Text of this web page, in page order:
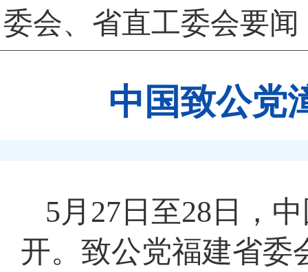
委会、省直工委会要闻
中国致公党
5月27日至28日，
开。致公党福建省委